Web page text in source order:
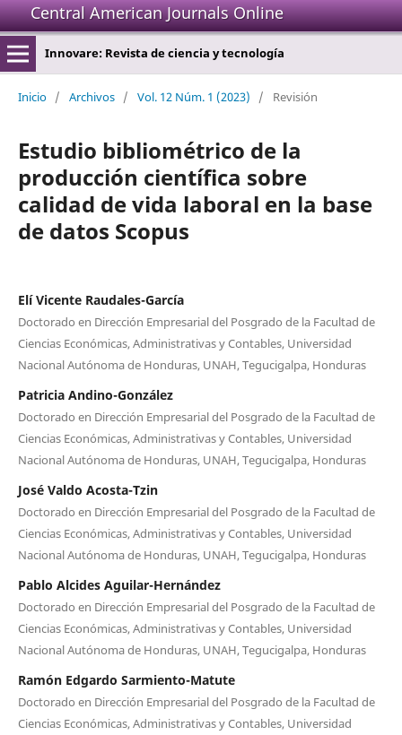
Central American Journals Online
Innovare: Revista de ciencia y tecnología
Inicio / Archivos / Vol. 12 Núm. 1 (2023) / Revisión
Estudio bibliométrico de la
producción científica sobre
calidad de vida laboral en la base
de datos Scopus
Elí Vicente Raudales-García
Doctorado en Dirección Empresarial del Posgrado de la Facultad de
Ciencias Económicas, Administrativas y Contables, Universidad
Nacional Autónoma de Honduras, UNAH, Tegucigalpa, Honduras
Patricia Andino-González
Doctorado en Dirección Empresarial del Posgrado de la Facultad de
Ciencias Económicas, Administrativas y Contables, Universidad
Nacional Autónoma de Honduras, UNAH, Tegucigalpa, Honduras
José Valdo Acosta-Tzin
Doctorado en Dirección Empresarial del Posgrado de la Facultad de
Ciencias Económicas, Administrativas y Contables, Universidad
Nacional Autónoma de Honduras, UNAH, Tegucigalpa, Honduras
Pablo Alcides Aguilar-Hernández
Doctorado en Dirección Empresarial del Posgrado de la Facultad de
Ciencias Económicas, Administrativas y Contables, Universidad
Nacional Autónoma de Honduras, UNAH, Tegucigalpa, Honduras
Ramón Edgardo Sarmiento-Matute
Doctorado en Dirección Empresarial del Posgrado de la Facultad de
Ciencias Económicas, Administrativas y Contables, Universidad